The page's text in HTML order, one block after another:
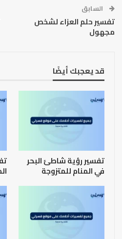
السابق
تفسير حلم العزاء لشخص
مجهول
قد يعجبك أيضًا
تفسير رؤية شاطئ البحر
في المنام للمتزوجة